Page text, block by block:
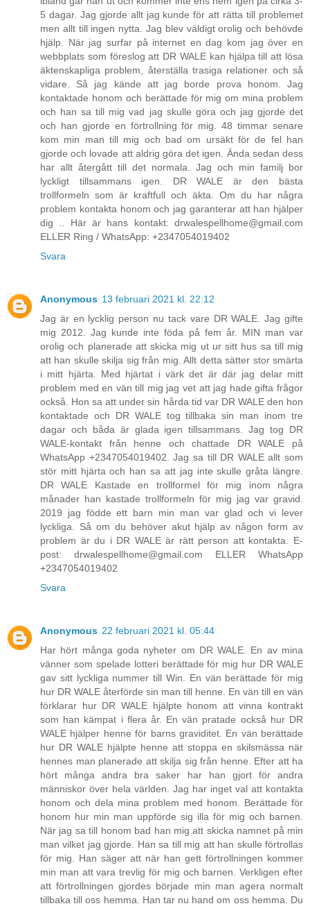
5 dagar. Jag gjorde allt jag kunde för att rätta till problemet
men allt till ingen nytta. Jag blev väldigt orolig och behövde
hjälp. När jag surfar på internet en dag kom jag över en
webbplats som föreslog att DR WALE kan hjälpa till att lösa
äktenskapliga problem, återställa trasiga relationer och så
vidare. Så jag kände att jag borde prova honom. Jag
kontaktade honom och berättade för mig om mina problem
och han sa till mig vad jag skulle göra och jag gjorde det
och han gjorde en förtrollning för mig. 48 timmar senare
kom min man till mig och bad om ursäkt för de fel han
gjorde och lovade att aldrig göra det igen. Ända sedan dess
har allt återgått till det normala. Jag och min familj bor
lyckligt tillsammans igen. DR WALE är den bästa
trollformeln som är kraftfull och äkta. Om du har några
problem kontakta honom och jag garanterar att han hjälper
dig .. Här är hans kontakt: drwalespellhome@gmail.com
ELLER Ring / WhatsApp: +2347054019402
Svara
Anonymous 13 februari 2021 kl. 22:12
Jag är en lycklig person nu tack vare DR WALE. Jag gifte
mig 2012. Jag kunde inte föda på fem år. MIN man var
orolig och planerade att skicka mig ut ur sitt hus sa till mig
att han skulle skilja sig från mig. Allt detta sätter stor smärta
i mitt hjärta. Med hjärtat i värk det är där jag delar mitt
problem med en vän till mig jag vet att jag hade gifta frågor
också. Hon sa att under sin hårda tid var DR WALE den hon
kontaktade och DR WALE tog tillbaka sin man inom tre
dagar och båda är glada igen tillsammans. Jag tog DR
WALE-kontakt från henne och chattade DR WALE på
WhatsApp +2347054019402. Jag sa till DR WALE allt som
stör mitt hjärta och han sa att jag inte skulle gråta längre.
DR WALE Kastade en trollformel för mig inom några
månader han kastade trollformeln för mig jag var gravid.
2019 jag födde ett barn min man var glad och vi lever
lyckliga. Så om du behöver akut hjälp av någon form av
problem är du i DR WALE är rätt person att kontakta. E-
post: drwalespellhome@gmail.com ELLER WhatsApp
+2347054019402
Svara
Anonymous 22 februari 2021 kl. 05:44
Har hört många goda nyheter om DR WALE. En av mina
vänner som spelade lotteri berättade för mig hur DR WALE
gav sitt lyckliga nummer till Win. En vän berättade för mig
hur DR WALE återförde sin man till henne. En vän till en vän
förklarar hur DR WALE hjälpte honom att vinna kontrakt
som han kämpat i flera år. En vän pratade också hur DR
WALE hjälper henne för barns graviditet. En vän berättade
hur DR WALE hjälpte henne att stoppa en skilsmässa när
hennes man planerade att skilja sig från henne. Efter att ha
hört många andra bra saker har han gjort för andra
människor över hela världen. Jag har inget val att kontakta
honom och dela mina problem med honom. Berättade för
honom hur min man uppförde sig illa för mig och barnen.
När jag sa till honom bad han mig att skicka namnet på min
man vilket jag gjorde. Han sa till mig att han skulle förtrollas
för mig. Han säger att när han gett förtrollningen kommer
min man att vara trevlig för mig och barnen. Verkligen efter
att förtrollningen gjordes började min man agera normalt
tillbaka till oss hemma. Han tar nu hand om oss hemma. Du